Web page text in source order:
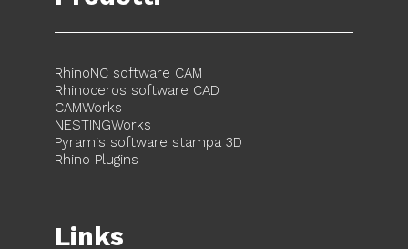
RhinoNC software CAM
Rhinoceros software CAD
CAMWorks
NESTINGWorks
Pyramis software stampa 3D
Rhino Plugins
Links